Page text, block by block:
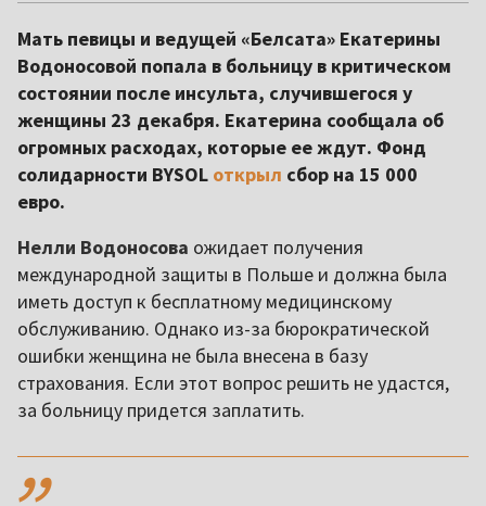
Мать певицы и ведущей «Белсата» Екатерины
Водоносовой попала в больницу в критическом
состоянии после инсульта, случившегося у
женщины 23 декабря. Екатерина сообщала об
огромных расходах, которые ее ждут. Фонд
солидарности BYSOL открыл сбор на 15 000
евро.
Нелли Водоносова ожидает получения
международной защиты в Польше и должна была
иметь доступ к бесплатному медицинскому
обслуживанию. Однако из-за бюрократической
ошибки женщина не была внесена в базу
страхования. Если этот вопрос решить не удастся,
за больницу придется заплатить.
,,